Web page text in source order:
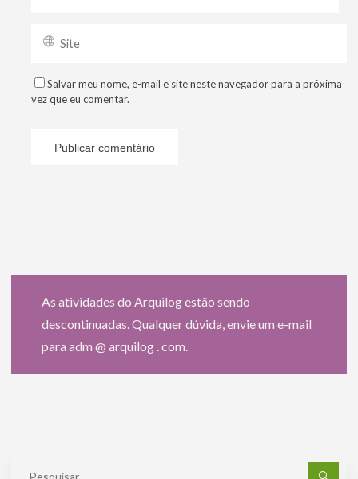
Salvar meu nome, e-mail e site neste navegador para a próxima
vez que eu comentar.
As atividades do Arquilog estão sendo
descontinuadas. Qualquer dúvida, envie um e-mail
para adm @ arquilog . com.